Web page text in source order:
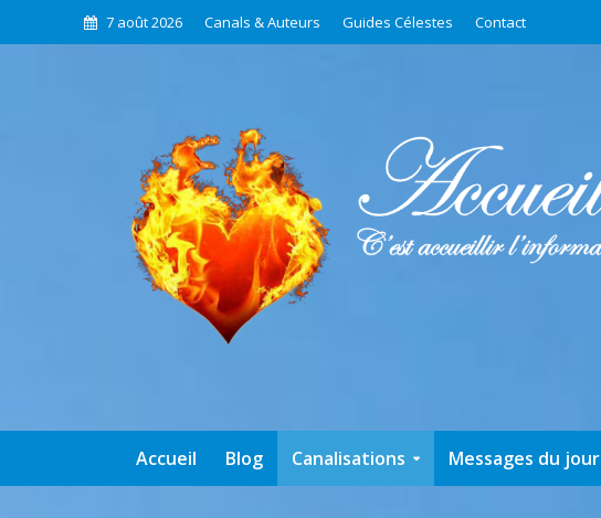
7 août 2026 Canals & Auteurs Guides Célestes Contact
Accueil Blog Canalisations Messages du jour